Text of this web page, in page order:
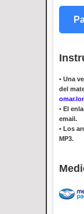
• Una
del
• El
email.
• Los
MP3.